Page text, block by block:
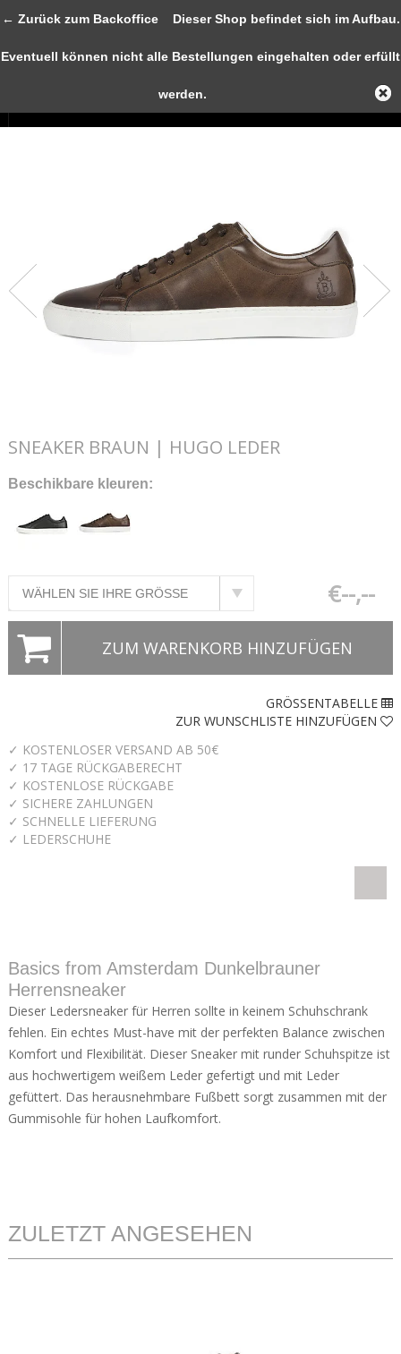
0
SNEAKER BRAUN | HUGO LEDER
Beschikbare kleuren:
€--,--
ZUM WARENKORB HINZUFÜGEN
GRÖSSENTABELLE
ZUR WUNSCHLISTE HINZUFÜGEN
✓ KOSTENLOSER VERSAND AB 50€
✓ 17 TAGE RÜCKGABERECHT
✓ KOSTENLOSE RÜCKGABE
✓ SICHERE ZAHLUNGEN
✓ SCHNELLE LIEFERUNG
✓ LEDERSCHUHE
Basics from Amsterdam Dunkelbrauner
Herrensneaker
Dieser Ledersneaker für Herren sollte in keinem Schuhschrank
fehlen. Ein echtes Must-have mit der perfekten Balance zwischen
Komfort und Flexibilität. Dieser Sneaker mit runder Schuhspitze ist
aus hochwertigem weißem Leder gefertigt und mit Leder
gefüttert. Das herausnehmbare Fußbett sorgt zusammen mit der
Gummisohle für hohen Laufkomfort.
ZULETZT ANGESEHEN
← Zurück zum BackofficeDieser Shop befindet sich im Aufbau.
Eventuell können nicht alle Bestellungen eingehalten oder erfüllt
werden.